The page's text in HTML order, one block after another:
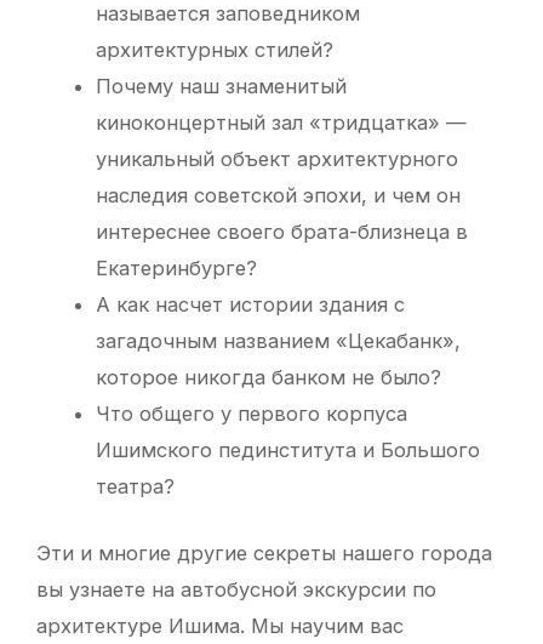
называется заповедником
архитектурных стилей?
Почему наш знаменитый
киноконцертный зал «тридцатка» —
уникальный объект архитектурного
наследия советской эпохи, и чем он
интереснее своего брата-близнеца в
Екатеринбурге?
А как насчет истории здания с
загадочным названием «Цекабанк»,
которое никогда банком не было?
Что общего у первого корпуса
Ишимского пединститута и Большого
театра?
Эти и многие другие секреты нашего города
вы узнаете на автобусной экскурсии по
архитектуре Ишима. Мы научим вас